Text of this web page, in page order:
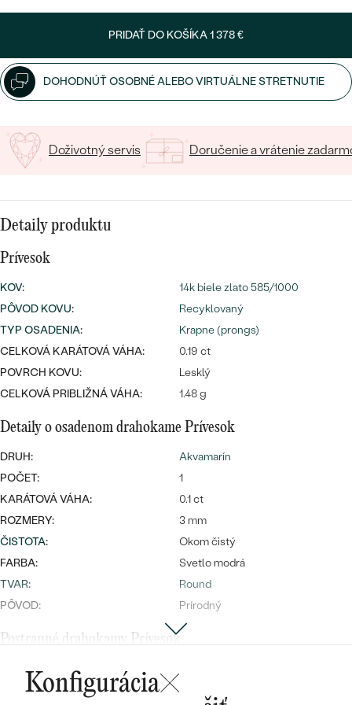
Najpredávanejšie
svadobné
obrúčky
DRAHOKAM
PODĽA MATERIÁLU
PLATINA
STRIEBRO
Wave kolekcia
OBJAVIŤ
S DRAHOKAMAMI
S LAB GROWN DIAMANTMI
S PERLAMI
PODĽA ŠTÝLU
SYMBOLICKÉ
MINIMALISTICKÉ
PODĽA PRÍLEŽITOSTI
PODĽA FARBY
PODĽA TVARU DRAHOKAMU
NA MIERU
DIAMANTY
Najpredávanejšie
náušnice
CENOVO DOSTUPNÉ
LUXUSNÉ
Personalizované
prívesky
OBJAVIŤ
Najpredávanejšie
prstene
PREZRIEŤ
PRIDAŤ DO KOŠÍKA1 378 €
DOHODNÚŤ OSOBNÉ ALEBO VIRTUÁLNE STRETNUTIE
Doživotný servis Doručenie a vrátenie
Detaily produktu
Prívesok
KOV:
14k biele zlato 585/1000
PÔVOD KOVU:
Recyklovaný
TYP OSADENIA:
Krapne (prongs)
CELKOVÁ KARÁTOVÁ VÁHA:
0.19 ct
POVRCH KOVU:
Lesklý
CELKOVÁ PRIBLIŽNÁ VÁHA:
1.48 g
Detaily o osadenom drahokame Prívesok
DRUH:
Akvamarín
POČET:
1
KARÁTOVÁ VÁHA:
0.1 ct
ROZMERY:
3 mm
ČISTOTA:
Okom čistý
FARBA:
Svetlo modrá
TVAR:
Round
PÔVOD:
Prírodný
Postranné drahokamy Prívesok
DRUH:
POČET:Konfigurácia